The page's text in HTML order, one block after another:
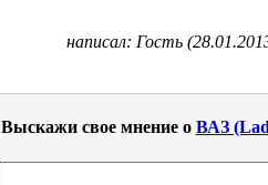
написал: Гость
Выскажи свое мнение о ВАЗ